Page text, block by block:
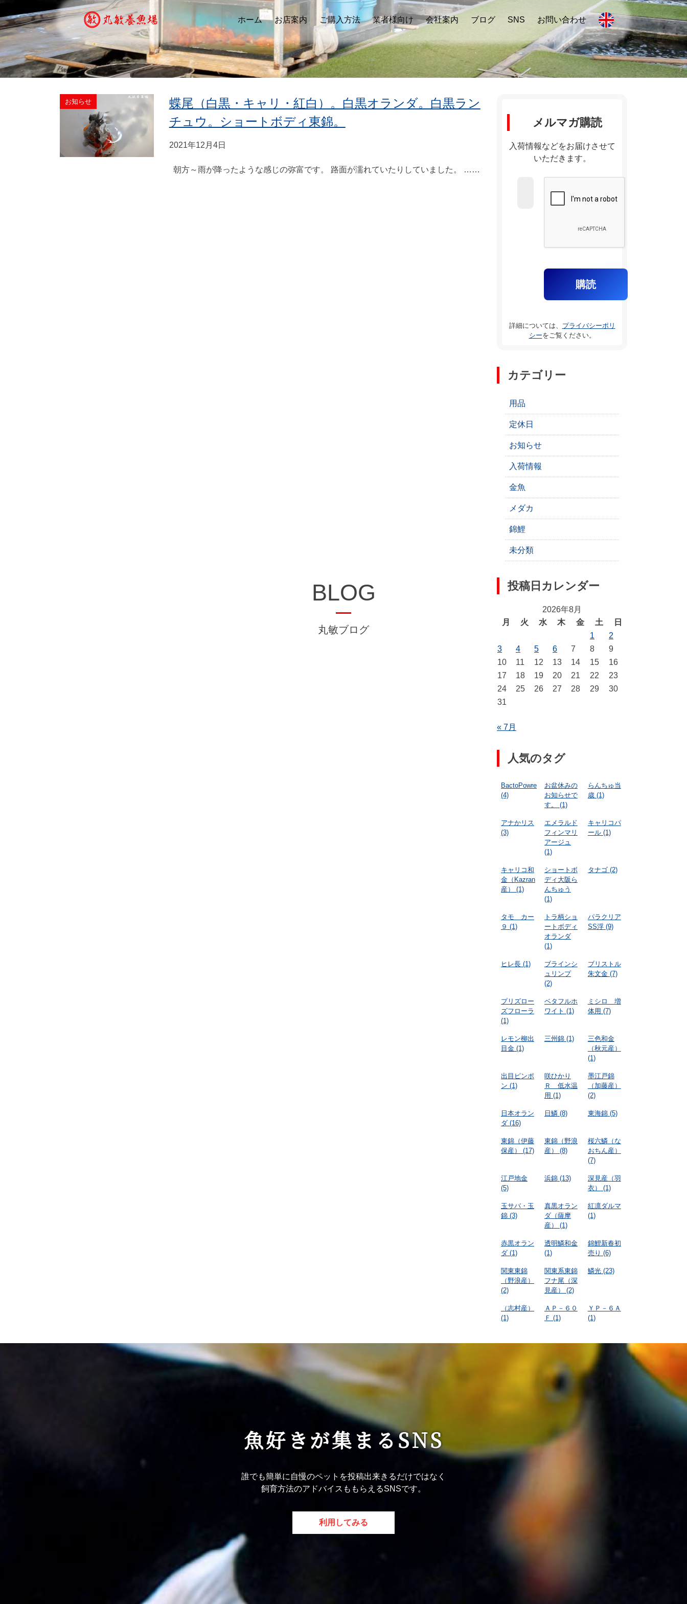
ホーム お店案内 ご購入方法 業者様向け 会社案内 ブログ SNS お問い合わせ
BLOG
丸敏ブログ
お知らせ
蝶尾（白黒・キャリ・紅白）。白黒オランダ。白黒ラン
チュウ。ショートボディ東錦。
2021年12月4日
朝方～雨が降ったような感じの弥富です。 路面が濡れていたりしていました。 ……
メルマガ購読
入荷情報などをお届けさせて
いただきます。
詳細については、 プライバシーポリ
シーをご覧ください。
カテゴリー
用品
定休日
お知らせ
入荷情報
金魚
メダカ
錦鯉
未分類
投稿日カレンダー
2026年8月
月
火 水 木 金 土
日
1
2
3
4 5 6 7 8
9
10
11 12 13 14 15
16
17
18 19 20 21 22
23
24
25 26 27 28 29
30
31
« 7月
人気のタグ
BactoPowre
(4)
お盆休みの
お知らせで
す。
(1)
らんちゅ当
歳(1)
アナかリス
(3)
エメラルド
フィンマリ
アージュ
(1)
キャリコパ
ール(1)
キャリコ和
金（Kazran
産）
(1)
ショートボ
ディ大阪ら
んちゅう
(1)
タナゴ(2)
タモ カー
９ (1)
トラ柄ショ
ートボディ
オランダ
(1)
パラクリア
SS浮(9)
ヒレ長 (1)
ブラインシ
ュリンプ
(2)
ブリストル
朱文金(7)
プリズロー
ズフローラ
(1)
ベタフルホ
ワイト (1)
ミシロ 増
体用 (7)
レモン柳出
目金 (1)
三州錦(1)
三色和金
（秋元産）
(1)
出目ピンポ
ン (1)
咲ひかり
Ｒ 低水温
用 (1)
墨江戸錦
（加藤産）
(2)
日本オラン
ダ (16)
日鱗(8) 東海錦(5)
東錦（伊藤
保産）
(17)
東錦（野浪
産）
(8)
桜六鱗（な
おちん産）
(7)
江戸地金
(5)
浜錦(13)
深見産（羽
衣）
(1)
玉サバ・玉
錦 (3)
真黒オラン
ダ（薩摩
産）
(1)
紅凛ダルマ
(1)
赤黒オラン
ダ (1)
透明鱗和金
(1)
錦鯉新春初
売り (6)
関東東錦
（野浪産）
(2)
関東系東錦
フナ尾（深
見産）
(2)
鱗光(23)
（志村産）
(1)
ＡＰ－６０
Ｆ (1)
ＹＰ－６Ａ
(1)
魚好きが集まるSNS
誰でも簡単に自慢のペットを投稿出来きるだけではなく
飼育方法のアドバイスももらえるSNSです。
利用してみる